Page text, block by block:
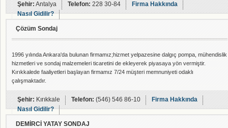
Şehir:Antalya Telefon:228 30-84
Firma Hakkında
Nasıl Gidilir?
Çözüm Sondaj
1996 yılında Ankara'da bulunan firmamız;hizmet yelpazesine dalgıç pompa, mühendislik
hizmetleri ve sondaj malzemeleri ticaretini de ekleyerek piyasaya yön vermiştir.
Kırıkkalede faaliyetleri başlayan firmamız 7/24 müşteri memnuniyeti odaklı
çalışmaktadır.
Şehir:Kırıkkale Telefon:(546) 546 86-10
Firma Hakkında
Nasıl Gidilir?
DEMİRCİ YATAY SONDAJ